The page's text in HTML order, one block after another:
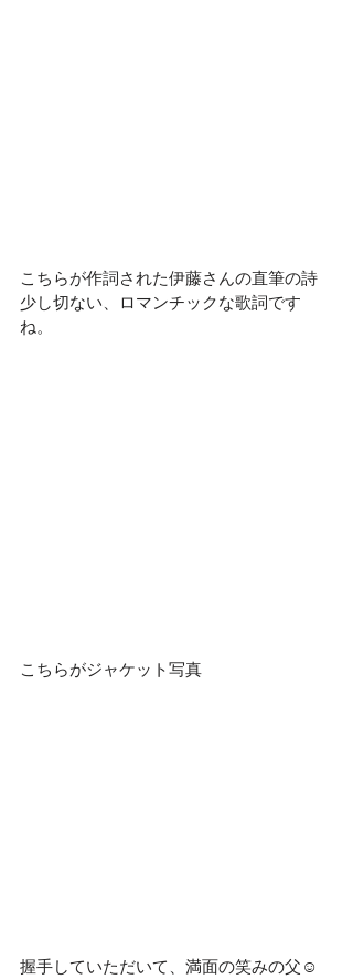
こちらが作詞された伊藤さんの直筆の詩
少し切ない、ロマンチックな歌詞です
ね。
こちらがジャケット写真
握手していただいて、満面の笑みの父☺️